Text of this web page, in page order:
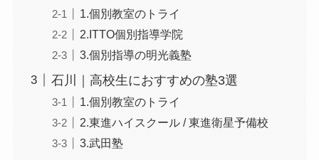
1.個別教室のトライ
2.ITTO個別指導学院
3.個別指導の明光義塾
石川｜高校生におすすめの塾3選
1.個別教室のトライ
2.東進ハイスクール / 東進衛星予備校
3.武田塾